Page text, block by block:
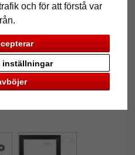
och för att förstå var
inställningar